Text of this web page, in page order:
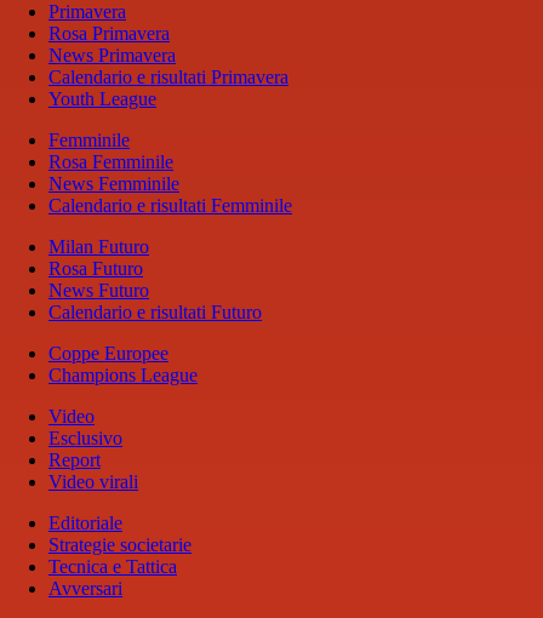
Primavera
Rosa Primavera
News Primavera
Calendario e risultati Primavera
Youth League
Femminile
Rosa Femminile
News Femminile
Calendario e risultati Femminile
Milan Futuro
Rosa Futuro
News Futuro
Calendario e risultati Futuro
Coppe Europee
Champions League
Video
Esclusivo
Report
Video virali
Editoriale
Strategie societarie
Tecnica e Tattica
Avversari